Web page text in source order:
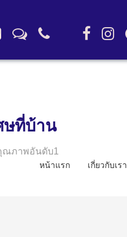
ษที่บ้าน
ณภาพอันดับ1
หน้าแรก เกี่ยวกับเรา